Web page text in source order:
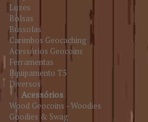
Luzes
Bolsas
Bússolas
Carimbos Geocaching
Acessórios Geocoins
Ferramentas
Equipamento T5
Diversos
Acessórios
Wood Geocoins - Woodies
Goodies & Swag